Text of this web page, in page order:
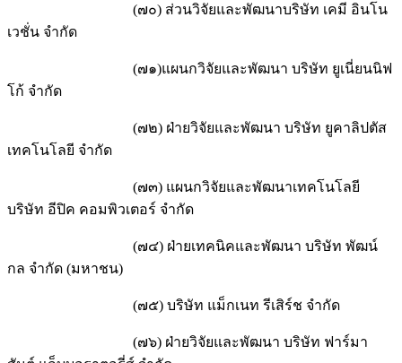
(๗๐) ส่วนวิจัยและพัฒนาบริษัท เคมี อินโน
เวชั่น จำกัด
(๗๑)แผนกวิจัยและพัฒนา บริษัท ยูเนี่ยนนิฟ
โก้ จำกัด
(๗๒) ฝ่ายวิจัยและพัฒนา บริษัท ยูคาลิปตัส
เทคโนโลยี จำกัด
(๗๓) แผนกวิจัยและพัฒนาเทคโนโลยี
บริษัท อีปิค คอมพิวเตอร์ จำกัด
(๗๔) ฝ่ายเทคนิคและพัฒนา บริษัท พัฒน์
กล จำกัด (มหาชน)
(๗๕) บริษัท แม็กเนท รีเสิร์ช จำกัด
(๗๖) ฝ่ายวิจัยและพัฒนา บริษัท ฟาร์มา